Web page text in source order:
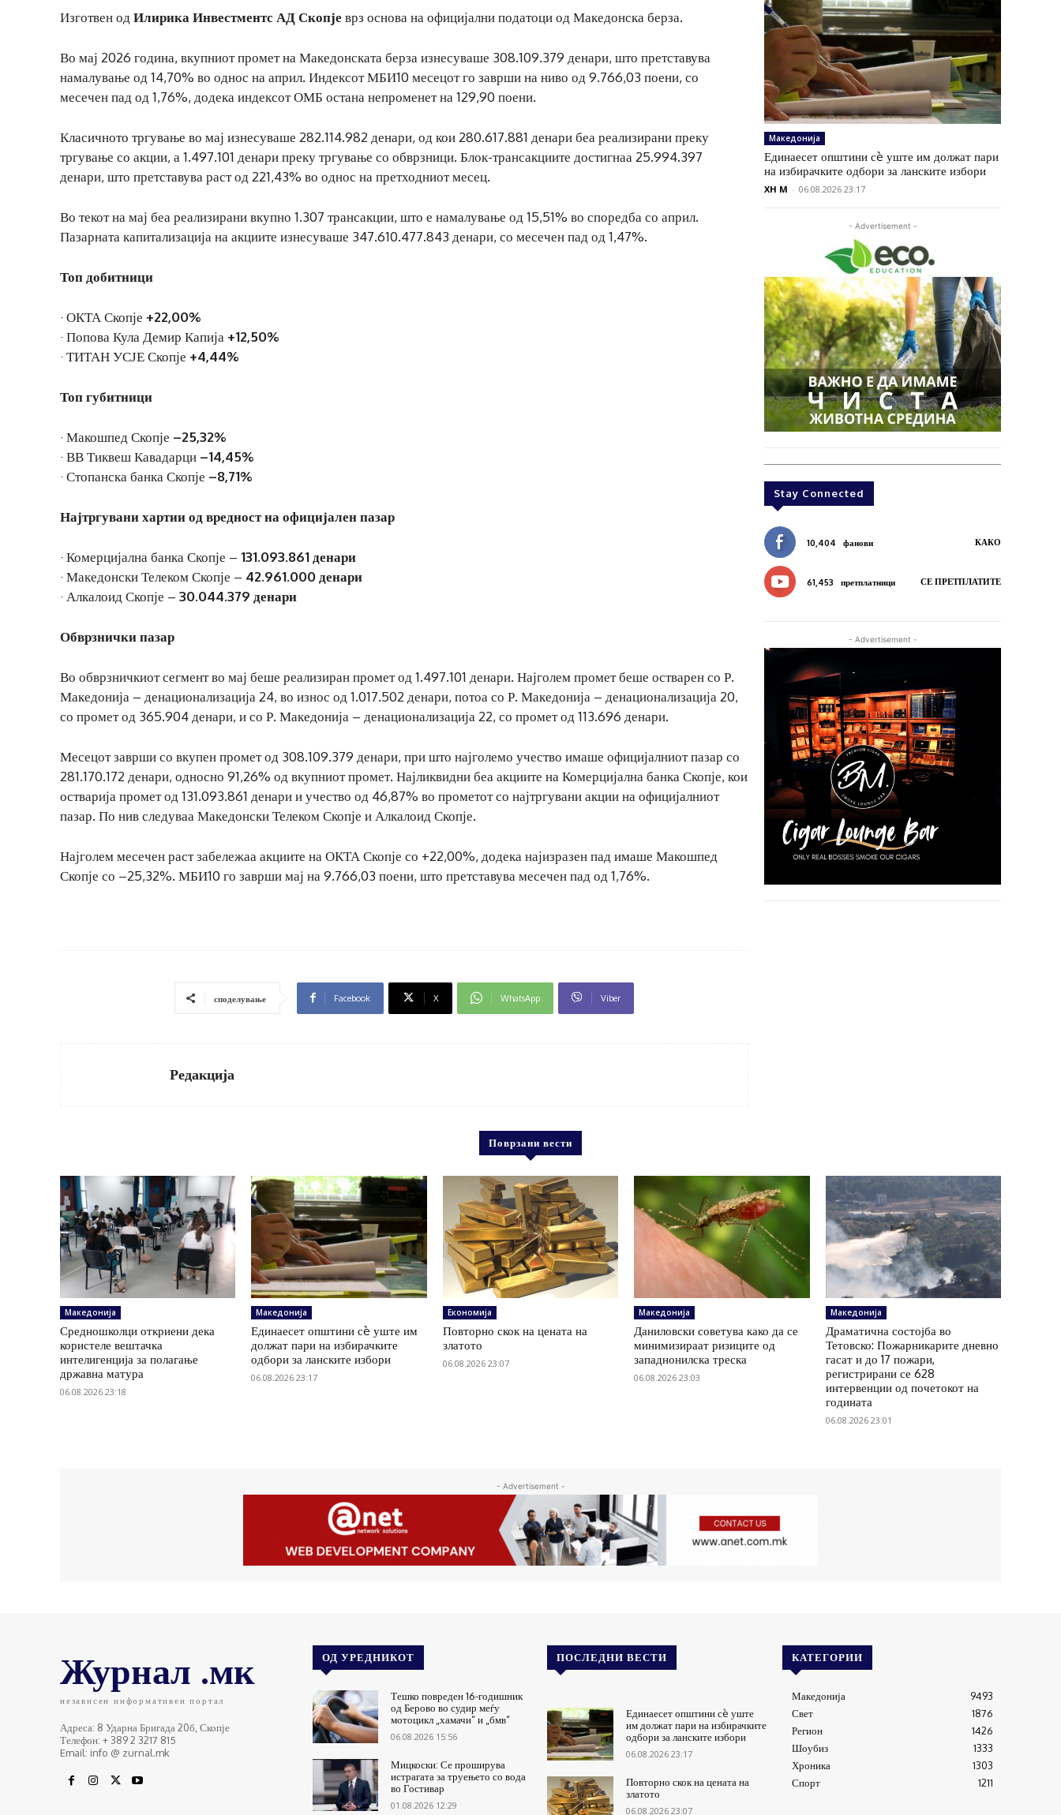
Изготвен од Илирика Инвестментс АД Скопје врз основа на официјални податоци од Македонска берза.
Во мај 2026 година, вкупниот промет на Македонската берза изнесуваше 308.109.379 денари, што претставува
намалување од 14,70% во однос на април. Индексот МБИ10 месецот го заврши на ниво од 9.766,03 поени, со
месечен пад од 1,76%, додека индексот ОМБ остана непроменет на 129,90 поени.
Класичното тргување во мај изнесуваше 282.114.982 денари, од кои 280.617.881 денари беа реализирани преку
тргување со акции, а 1.497.101 денари преку тргување со обврзници. Блок-трансакциите достигнаа 25.994.397
денари, што претставува раст од 221,43% во однос на претходниот месец.
Во текот на мај беа реализирани вкупно 1.307 трансакции, што е намалување од 15,51% во споредба со април.
Пазарната капитализација на акциите изнесуваше 347.610.477.843 денари, со месечен пад од 1,47%.
Топ добитници
· ОКТА Скопје +22,00%
· Попова Кула Демир Капија +12,50%
· ТИТАН УСЈЕ Скопје +4,44%
Топ губитници
· Макошпед Скопје –25,32%
· ВВ Тиквеш Кавадарци –14,45%
· Стопанска банка Скопје –8,71%
Најтргувани хартии од вредност на официјален пазар
· Комерцијална банка Скопје – 131.093.861 денари
· Македонски Телеком Скопје – 42.961.000 денари
· Алкалоид Скопје – 30.044.379 денари
Обврзнички пазар
Во обврзничкиот сегмент во мај беше реализиран промет од 1.497.101 денари. Најголем промет беше остварен со Р.
Македонија – денационализација 24, во износ од 1.017.502 денари, потоа со Р. Македонија – денационализација 20,
со промет од 365.904 денари, и со Р. Македонија – денационализација 22, со промет од 113.696 денари.
Месецот заврши со вкупен промет од 308.109.379 денари, при што најголемо учество имаше официјалниот пазар со
281.170.172 денари, односно 91,26% од вкупниот промет. Најликвидни беа акциите на Комерцијална банка Скопје, кои
остварија промет од 131.093.861 денари и учество од 46,87% во прометот со најтргувани акции на официјалниот
пазар. По нив следуваа Македонски Телеком Скопје и Алкалоид Скопје.
Најголем месечен раст забележаа акциите на ОКТА Скопје со +22,00%, додека најизразен пад имаше Макошпед
Скопје со –25,32%. МБИ10 го заврши мај на 9.766,03 поени, што претставува месечен пад од 1,76%.
споделување Facebook X WhatsApp Viber
Редакција
Македонија
Единаесет општини сè уште им должат пари
на избирачките одбори за ланските избори
XH M - 06.08.2026 23:17
- Advertisement -
Stay Connected
10,404 фанови КАКО
61,453 претплатници СЕ ПРЕТПЛАТИТЕ
- Advertisement -
Поврзани вести
Македонија
Средношколци откриени дека
користеле вештачка
интелигенција за полагање
државна матура
06.08.2026 23:18
Македонија
Единаесет општини сè уште им
должат пари на избирачките
одбори за ланските избори
06.08.2026 23:17
Економија
Повторно скок на цената на
златото
06.08.2026 23:07
Македонија
Даниловски советува како да се
минимизираат ризиците од
западнонилска треска
06.08.2026 23:03
Македонија
Драматична состојба во
Тетовско: Пожарникарите дневно
гасат и до 17 пожари,
регистрирани се 628
интервенции од почетокот на
годината
06.08.2026 23:01
- Advertisement -
Журнал .мк
независен информативен портал
Адреса: 8 Ударна Бригада 20б, Скопје
Телефон: + 389 2 3217 815
Email: info @ zurnal.mk
ОД УРЕДНИКОТ
Тешко повреден 16-годишник
од Берово во судир меѓу
мотоцикл „хамачи“ и „бмв“
06.08.2026 15:56
Мицкоски: Се проширува
истрагата за труењето со вода
во Гостивар
01.08.2026 12:29
ПОСЛЕДНИ ВЕСТИ
Единаесет општини сè уште
им должат пари на избирачките
одбори за ланските избори
06.08.2026 23:17
Повторно скок на цената на
златото
06.08.2026 23:07
КАТЕГОРИИ
Македонија
9493
Свет
1876
Регион
1426
Шоубиз
1333
Хроника
1303
Спорт
1211